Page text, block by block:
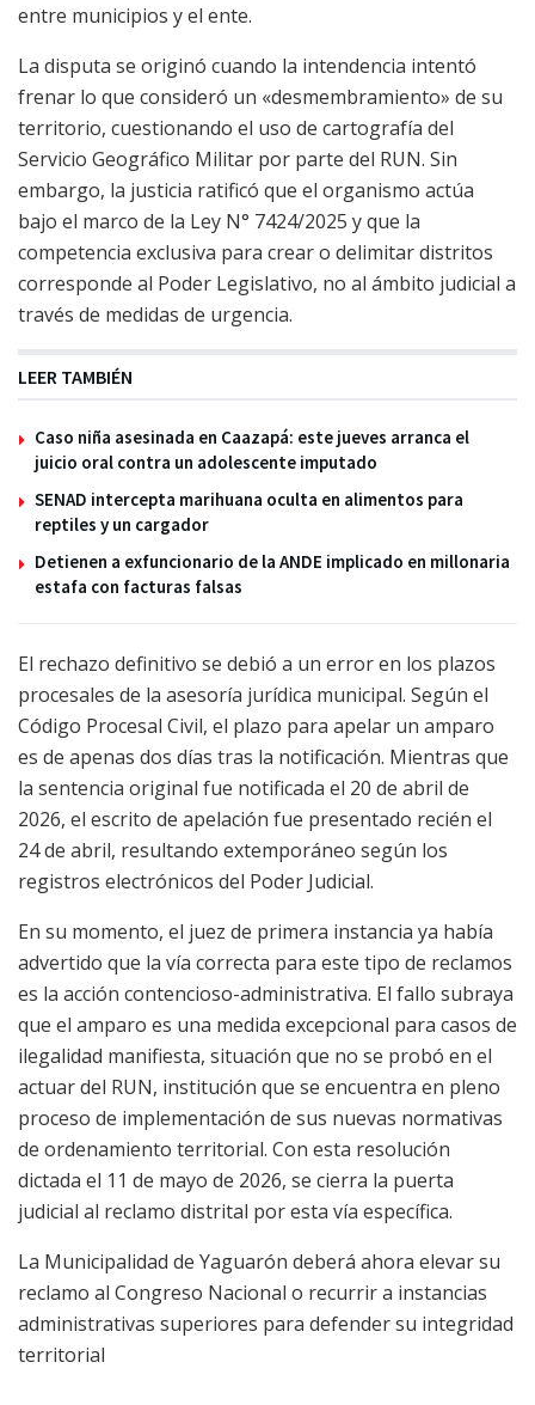
entre municipios y el ente.
La disputa se originó cuando la intendencia intentó
frenar lo que consideró un «desmembramiento» de su
territorio, cuestionando el uso de cartografía del
Servicio Geográfico Militar por parte del RUN. Sin
embargo, la justicia ratificó que el organismo actúa
bajo el marco de la Ley N° 7424/2025 y que la
competencia exclusiva para crear o delimitar distritos
corresponde al Poder Legislativo, no al ámbito judicial a
través de medidas de urgencia.
LEER TAMBIÉN
Caso niña asesinada en Caazapá: este jueves arranca el
juicio oral contra un adolescente imputado
SENAD intercepta marihuana oculta en alimentos para
reptiles y un cargador
Detienen a exfuncionario de la ANDE implicado en millonaria
estafa con facturas falsas
El rechazo definitivo se debió a un error en los plazos
procesales de la asesoría jurídica municipal. Según el
Código Procesal Civil, el plazo para apelar un amparo
es de apenas dos días tras la notificación. Mientras que
la sentencia original fue notificada el 20 de abril de
2026, el escrito de apelación fue presentado recién el
24 de abril, resultando extemporáneo según los
registros electrónicos del Poder Judicial.
En su momento, el juez de primera instancia ya había
advertido que la vía correcta para este tipo de reclamos
es la acción contencioso-administrativa. El fallo subraya
que el amparo es una medida excepcional para casos de
ilegalidad manifiesta, situación que no se probó en el
actuar del RUN, institución que se encuentra en pleno
proceso de implementación de sus nuevas normativas
de ordenamiento territorial. Con esta resolución
dictada el 11 de mayo de 2026, se cierra la puerta
judicial al reclamo distrital por esta vía específica.
La Municipalidad de Yaguarón deberá ahora elevar su
reclamo al Congreso Nacional o recurrir a instancias
administrativas superiores para defender su integridad
territorial